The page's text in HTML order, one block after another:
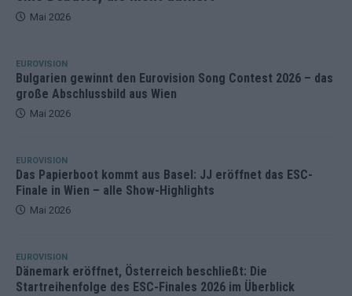
Mai 2026
EUROVISION
Bulgarien gewinnt den Eurovision Song Contest 2026 – das
große Abschlussbild aus Wien
Mai 2026
EUROVISION
Das Papierboot kommt aus Basel: JJ eröffnet das ESC-
Finale in Wien – alle Show-Highlights
Mai 2026
EUROVISION
Dänemark eröffnet, Österreich beschließt: Die
Startreihenfolge des ESC-Finales 2026 im Überblick